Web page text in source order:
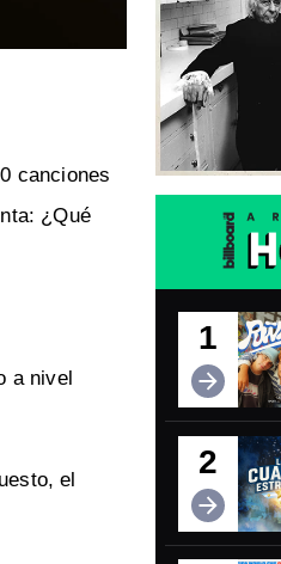
canciones
¿Qué
a nivel
el
1
2